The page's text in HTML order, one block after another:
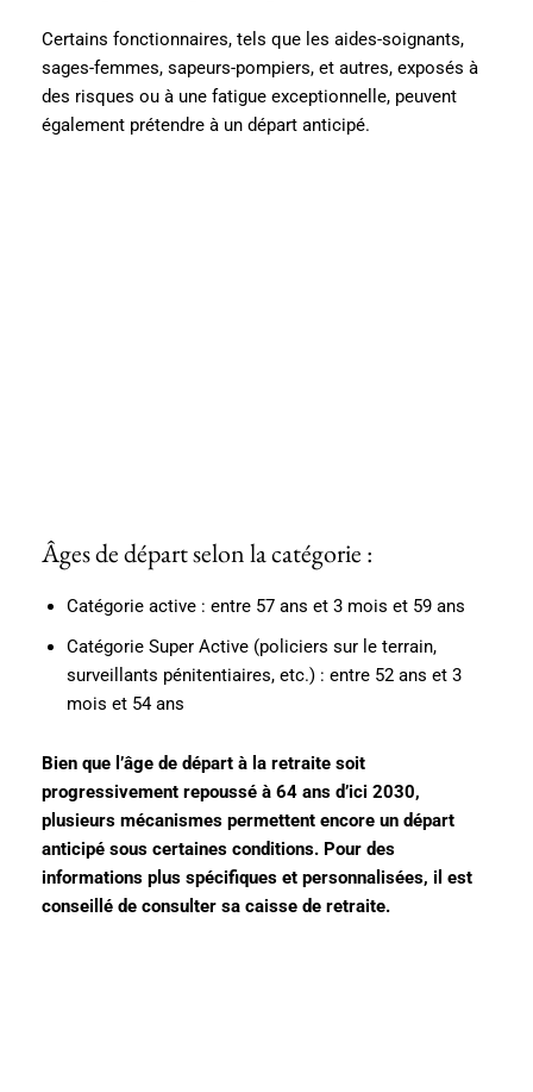
Certains fonctionnaires, tels que les aides-soignants,
sages-femmes, sapeurs-pompiers, et autres, exposés à
des risques ou à une fatigue exceptionnelle, peuvent
également prétendre à un départ anticipé.
Âges de départ selon la catégorie :
Catégorie active : entre 57 ans et 3 mois et 59 ans
Catégorie Super Active (policiers sur le terrain,
surveillants pénitentiaires, etc.) : entre 52 ans et 3
mois et 54 ans
Bien que l’âge de départ à la retraite soit
progressivement repoussé à 64 ans d’ici 2030,
plusieurs mécanismes permettent encore un départ
anticipé sous certaines conditions. Pour des
informations plus spécifiques et personnalisées, il est
conseillé de consulter sa caisse de retraite.